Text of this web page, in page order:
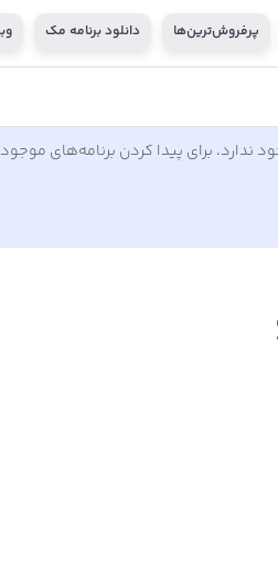
پرفروش‌ترین‌ها دانلود برنامه مک
ندارد. برای پیدا کردن برنامه‌های